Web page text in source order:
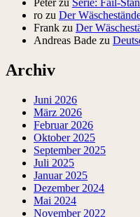
Peterzu Serie: Fail-
ro zu Der
Frank zu Der
Andreas Bade zu
Archiv
Juni 2026
März 2026
Februar 2026
Oktober 2025
September 2025
Juli 2025
Januar 2025
Dezember 2024
Mai 2024
November 2022